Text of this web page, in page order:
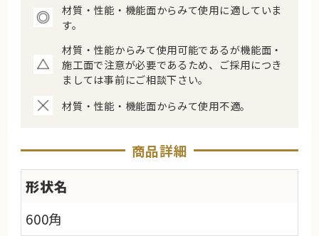
材質・性能・機能面からみて使用に適していま
す。
材質・性能からみて使用可能であるが機能面・
施工面で注意が必要であるため、ご採用につき
ましては事前にご相談下さい。
材質・性能・機能面からみて使用不適。
商品詳細
形状名
600角